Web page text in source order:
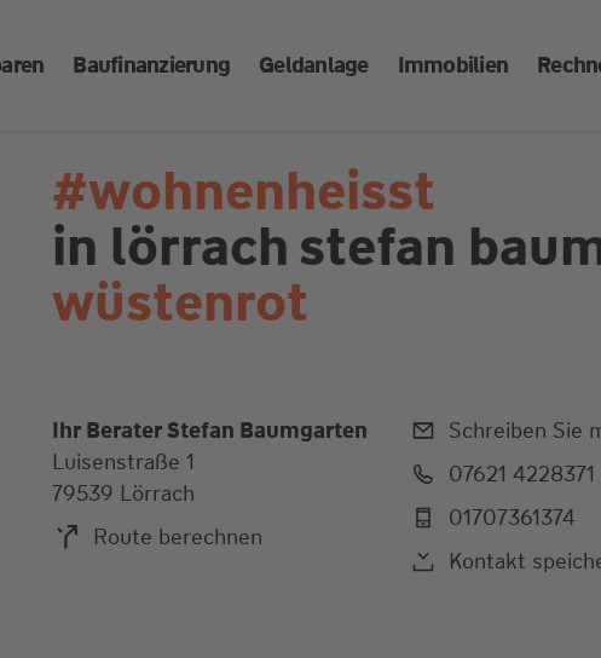
Baufinanzierung Geldanlage Immobilien
#wohnenheisst
in lörrachstefan
wüstenrot
Ihr Berater Stefan Baumgarten
Luisenstraße 1
79539 Lörrach
Route berechnen
Schreiben Sie
07621 4228371
01707361374
Kontakt